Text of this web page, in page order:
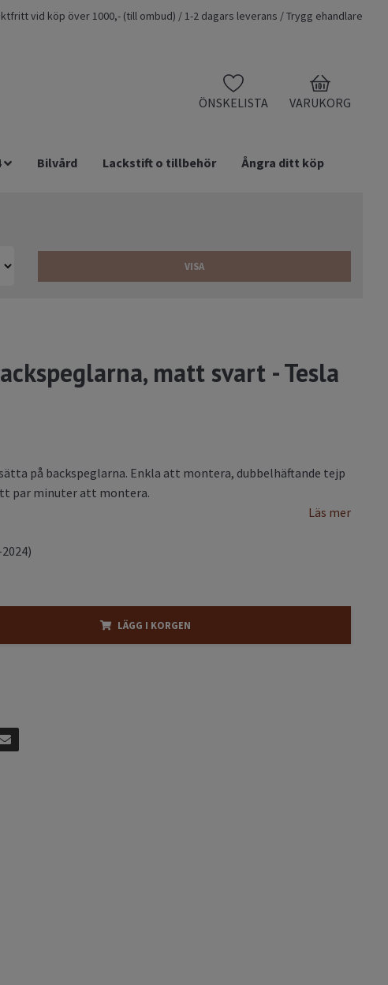
vid köp över 1000,- (till ombud) / 1-2 dagars leverans / Trygg ehandlare
ÖNSKELISTA
0
VARUKORG
Bilvård Lackstift o tillbehör Ångra ditt köp
VISA
matt svart - Tesla
på backspeglarna. Enkla att montera, dubbelhäftande tejp
par minuter att montera.
Läs mer
LÄGG I KORGEN